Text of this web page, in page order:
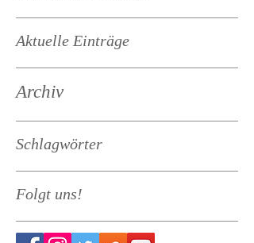
Aktuelle Einträge
Archiv
Schlagwörter
Folgt uns!